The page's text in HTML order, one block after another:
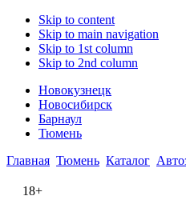
Skip to content
Skip to main navigation
Skip to 1st column
Skip to 2nd column
Новокузнецк
Новосибирск
Барнаул
Тюмень
Главная Тюмень Каталог
18+